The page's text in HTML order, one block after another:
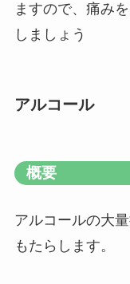
ますので、痛み
しましょう
アルコール
概要
アルコールの大
もたらします。